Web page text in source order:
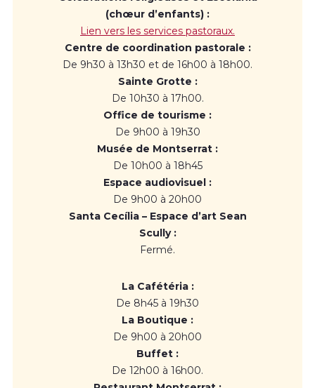
(chœur d’enfants) :
Lien vers les services pastoraux.
Centre de coordination pastorale :
De 9h30 à 13h30 et de 16h00 à 18h00.
Sainte Grotte :
De 10h30 à 17h00.
Office de tourisme :
De 9h00 à 19h30
Musée de Montserrat :
De 10h00 à 18h45
Espace audiovisuel :
De 9h00 à 20h00
Santa Cecília – Espace d’art Sean
Scully :
Fermé.
La Cafétéria :
De 8h45 à 19h30
La Boutique :
De 9h00 à 20h00
Buffet :
De 12h00 à 16h00.